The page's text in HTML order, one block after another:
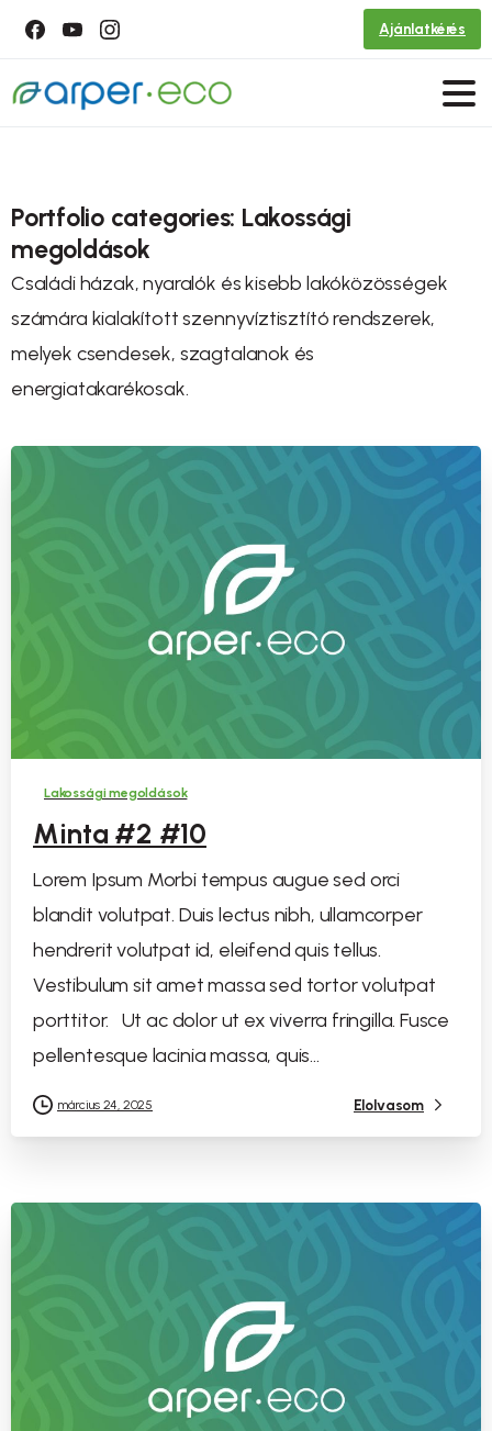
Ajánlatkérés
Portfolio categories: Lakossági
megoldások
Családi házak, nyaralók és kisebb lakóközösségek
számára kialakított szennyvíztisztító rendszerek,
melyek csendesek, szagtalanok és
energiatakarékosak.
Lakossági megoldások
Minta #2 #10
Lorem Ipsum Morbi tempus augue sed orci
blandit volutpat. Duis lectus nibh, ullamcorper
hendrerit volutpat id, eleifend quis tellus.
Vestibulum sit amet massa sed tortor volutpat
porttitor. Ut ac dolor ut ex viverra fringilla. Fusce
pellentesque lacinia massa, quis...
március 24, 2025 Elolvasom